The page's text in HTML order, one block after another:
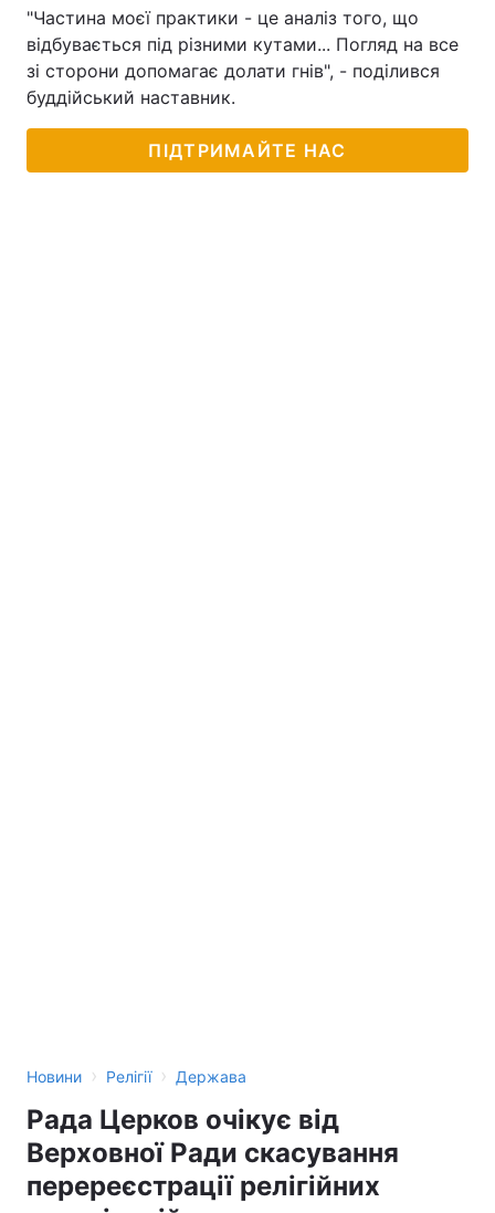
"Частина моєї практики - це аналіз того, що
відбувається під різними кутами... Погляд на все
зі сторони допомагає долати гнів", - поділився
буддійський наставник.
ПІДТРИМАЙТЕ НАС
Новини › Релігії › Держава
Рада Церков очікує від
Верховної Ради скасування
перереєстрації релігійних